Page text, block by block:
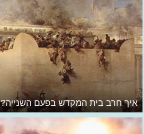
איך חרב בית המקדש בפעם השנייה?